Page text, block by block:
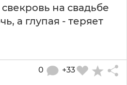
на свадьбе
а глупая - теряет
+33
0